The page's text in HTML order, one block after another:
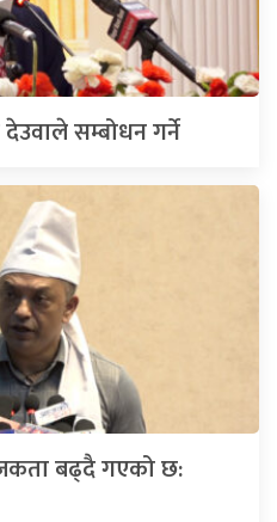
देउवाले सम्बोधन गर्ने
बढ्दै गएको छ: